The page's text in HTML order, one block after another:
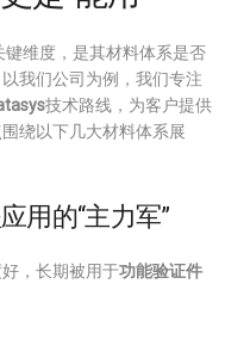
维度，是其材料体系是否
我们公司为例，我们专注
技术路线，为客户提供
绕以下几大材料体系展
用的“主力军”
，长期被用于功能验证件